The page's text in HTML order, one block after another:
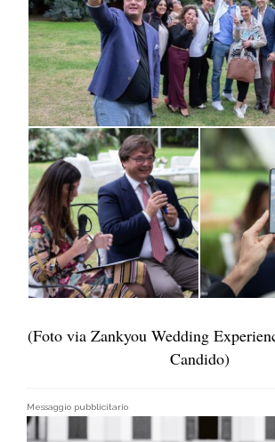
(Foto via Zankyou Wedding
Candido)
Messaggio pubblicitario